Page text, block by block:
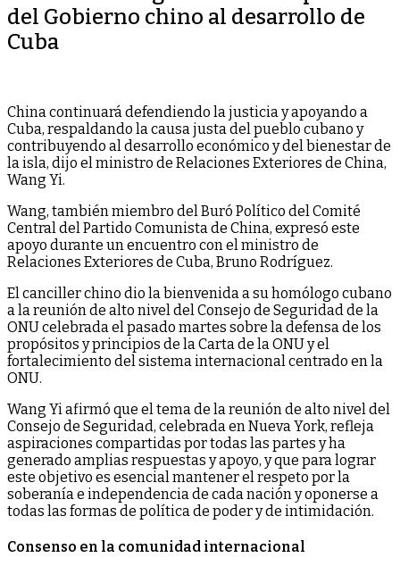
del Gobierno chino al desarrollo de
Cuba
China continuará defendiendo la justicia y apoyando a
Cuba, respaldando la causa justa del pueblo cubano y
contribuyendo al desarrollo económico y del bienestar de
la isla, dijo el ministro de Relaciones Exteriores de China,
Wang Yi.
Wang, también miembro del Buró Político del Comité
Central del Partido Comunista de China, expresó este
apoyo durante un encuentro con el ministro de
Relaciones Exteriores de Cuba, Bruno Rodríguez.
El canciller chino dio la bienvenida a su homólogo cubano
a la reunión de alto nivel del Consejo de Seguridad de la
ONU celebrada el pasado martes sobre la defensa de los
propósitos y principios de la Carta de la ONU y el
fortalecimiento del sistema internacional centrado en la
ONU.
Wang Yi afirmó que el tema de la reunión de alto nivel del
Consejo de Seguridad, celebrada en Nueva York, refleja
aspiraciones compartidas por todas las partes y ha
generado amplias respuestas y apoyo, y que para lograr
este objetivo es esencial mantener el respeto por la
soberanía e independencia de cada nación y oponerse a
todas las formas de política de poder y de intimidación.
Consenso en la comunidad internacional